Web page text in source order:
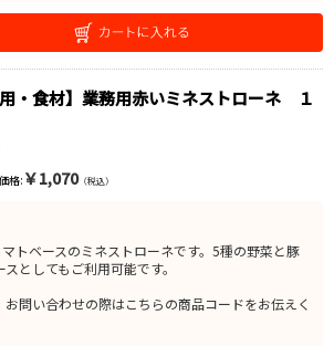
用・食材】業務用赤いミネストローネ １
格 : ￥1,070（税込）
トベースのミネストローネです。5種の野菜と豚
としてもご利用可能です。
い合わせの際はこちらの商品コードをお伝えく